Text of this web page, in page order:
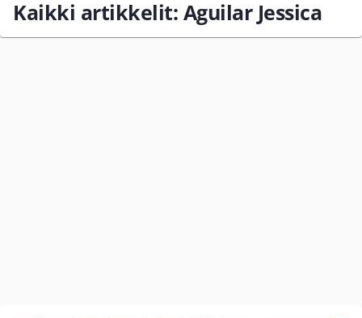
Kaikki artikkelit: Aguilar Jessica